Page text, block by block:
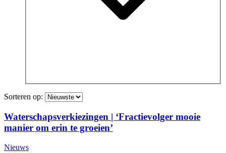
Sorteren op:
Waterschapsverkiezingen | ‘Fractievolger mooie
manier om erin te groeien’
Nieuws